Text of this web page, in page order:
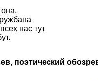
она,
нас тут
поэтический